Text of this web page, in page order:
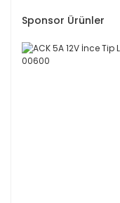
Sponsor Ürünler